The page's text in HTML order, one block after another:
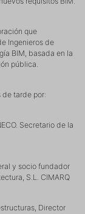
que
Ingenieros de
BIM, basada en la
pública.
de tarde por:
Secretario de la
y socio fundador
S.L. CIMARQ
Director